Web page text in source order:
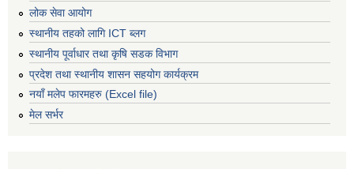
लोक सेवा आयोग
स्थानीय तहको लागि ICT ब्लग
स्थानीय पूर्वाधार तथा कृषि सडक विभाग
प्रदेश तथा स्थानीय शासन सहयोग कार्यक्रम
नयाँ मलेप फारमहरु (Excel file)
मेल सर्भर